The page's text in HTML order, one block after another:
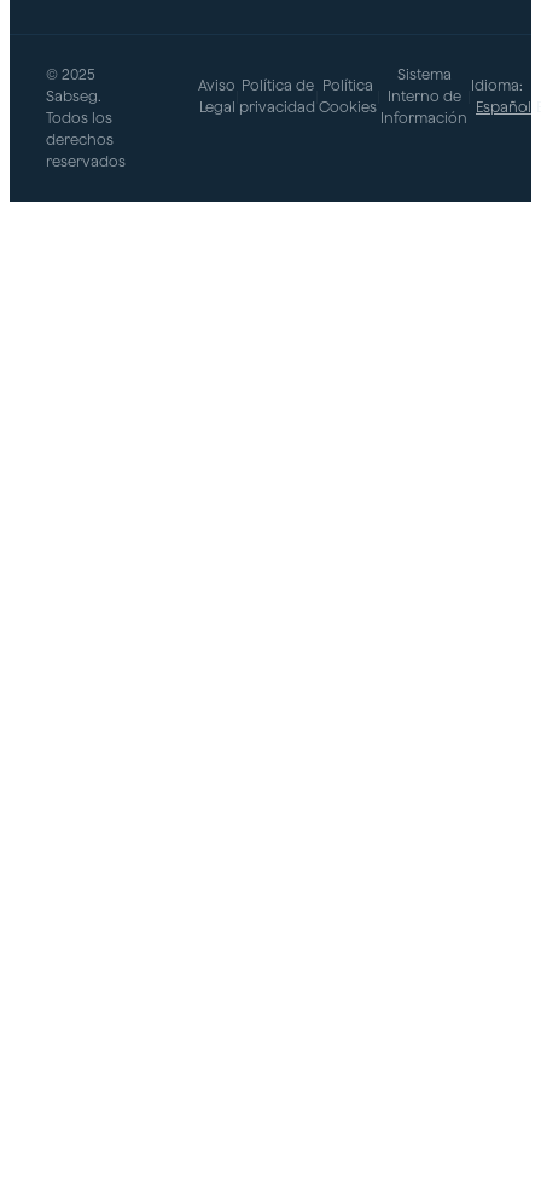
© 2025
Sabseg.
Todos los
derechos
reservados
Aviso
Legal
Política de
privacidad
Política
Cookies
Sistema
Interno de
Información
Idioma:
Español